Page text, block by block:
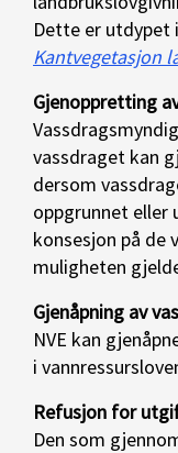
Dette er utdypet
Kantvegetasjon
Gjenoppretting
vassdraget kan
dersom
oppgrunnet eller
konsesjon på de
muligheten
Gjenåpning av
NVE kan
i
Refusjon for
Den som